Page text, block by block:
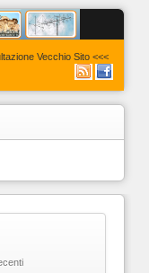
Vecchio Sito <<<